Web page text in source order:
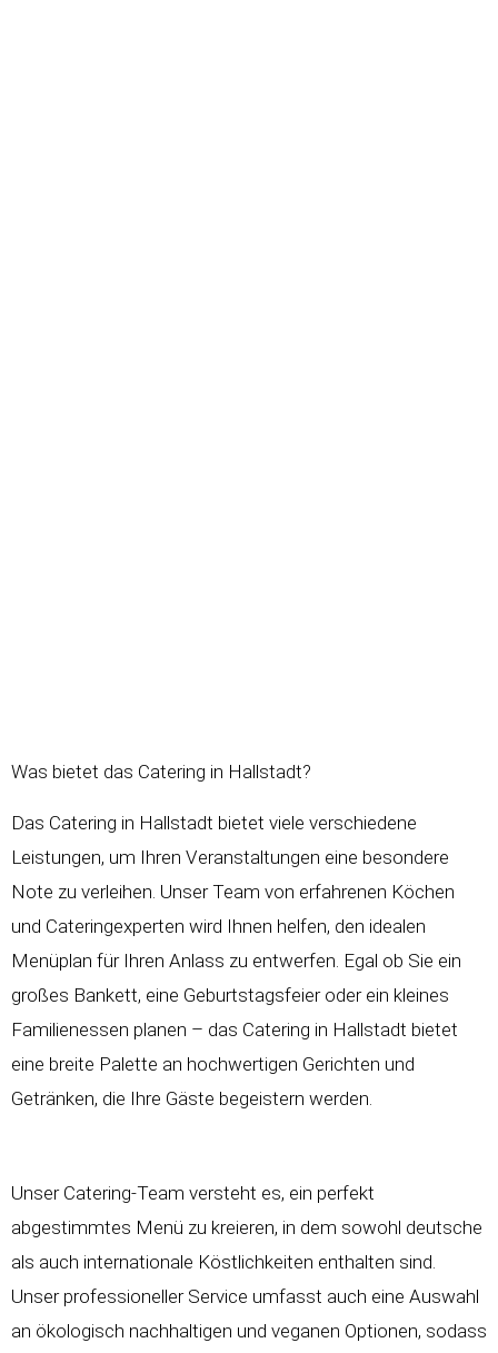
Was bietet das Catering in Hallstadt?
Das Catering in Hallstadt bietet viele verschiedene
Leistungen, um Ihren Veranstaltungen eine besondere
Note zu verleihen. Unser Team von erfahrenen Köchen
und Cateringexperten wird Ihnen helfen, den idealen
Menüplan für Ihren Anlass zu entwerfen. Egal ob Sie ein
großes Bankett, eine Geburtstagsfeier oder ein kleines
Familienessen planen – das Catering in Hallstadt bietet
eine breite Palette an hochwertigen Gerichten und
Getränken, die Ihre Gäste begeistern werden.
Unser Catering-Team versteht es, ein perfekt
abgestimmtes Menü zu kreieren, in dem sowohl deutsche
als auch internationale Köstlichkeiten enthalten sind.
Unser professioneller Service umfasst auch eine Auswahl
an ökologisch nachhaltigen und veganen Optionen, sodass